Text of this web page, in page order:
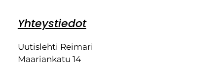
Yhteystiedot
Uutislehti Reimari
Maariankatu 14